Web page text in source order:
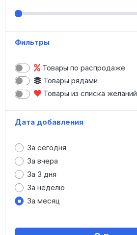
Домашняя одежда
Зонты
Канцтовары
Картины, модульные картины
Книги
Косметика
Маникюр
Меховые изделия
Мужская одежда
Нижнее белье
Носки, колготки
Фильтры
Товары по распродаже
Товары рядами
Товары из списка желаний
Дата добавления
За сегодня
За вчера
За 3 дня
За неделю
За месяц